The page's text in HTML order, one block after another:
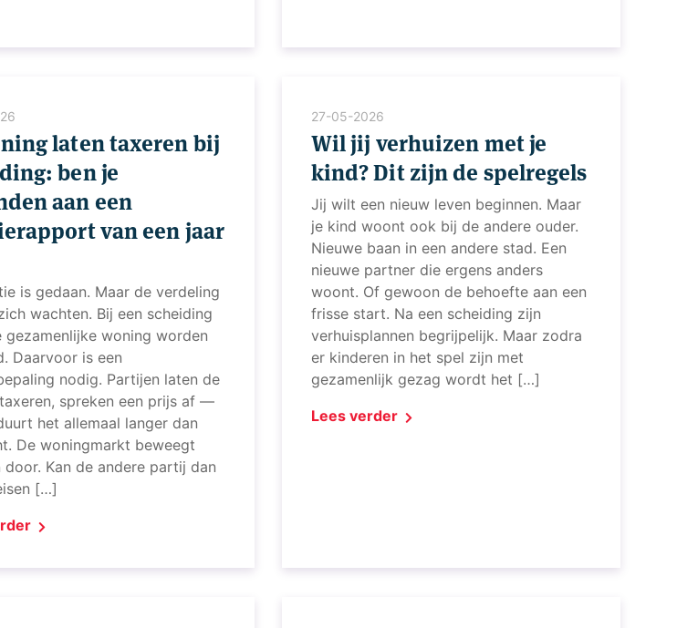
laten taxeren bij
ben je
aan een
van een jaar
is gedaan. Maar de verdeling
wachten. Bij een scheiding
gezamenlijke woning worden
Daarvoor is een
nodig. Partijen laten de
spreken een prijs af —
het allemaal langer dan
De woningmarkt beweegt
door. Kan de andere partij dan
[…]
27-05-2026
Wil jij verhuizen met je
kind? Dit zijn de spelregels
Jij wilt een nieuw leven beginnen. Maar
je kind woont ook bij de andere ouder.
Nieuwe baan in een andere stad. Een
nieuwe partner die ergens anders
woont. Of gewoon de behoefte aan een
frisse start. Na een scheiding zijn
verhuisplannen begrijpelijk. Maar zodra
er kinderen in het spel zijn met
gezamenlijk gezag wordt het […]
Lees verder